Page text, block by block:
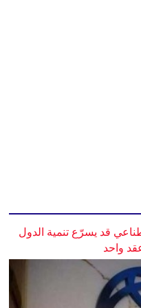
قد يسرّع تنمية الدول
واحد